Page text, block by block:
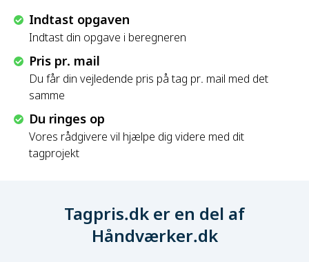
Indtast opgaven
Indtast din opgave i beregneren
Pris pr. mail
Du får din vejledende pris på tag pr. mail med det
samme
Du ringes op
Vores rådgivere vil hjælpe dig videre med dit
tagprojekt
Tagpris.dk er en del af
Håndværker.dk